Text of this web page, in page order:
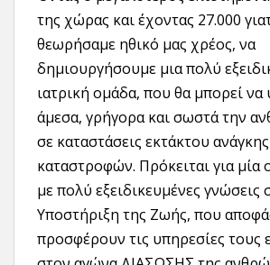
της χώρας και έχοντας 27.000
θεωρήσαμε ηθικό μας χρέος, να
δημιουργήσουμε μια πολύ
ιατρική ομάδα, που θα μπορεί να
άμεσα, γρήγορα και σωστά την
σε καταστάσεις εκτάκτου
καταστροφών. Πρόκειται για μία
με πολύ εξειδικευμένες γνώσεις
Υποστήριξη της Ζωής, που
προσφέρουν τις υπηρεσίες τους